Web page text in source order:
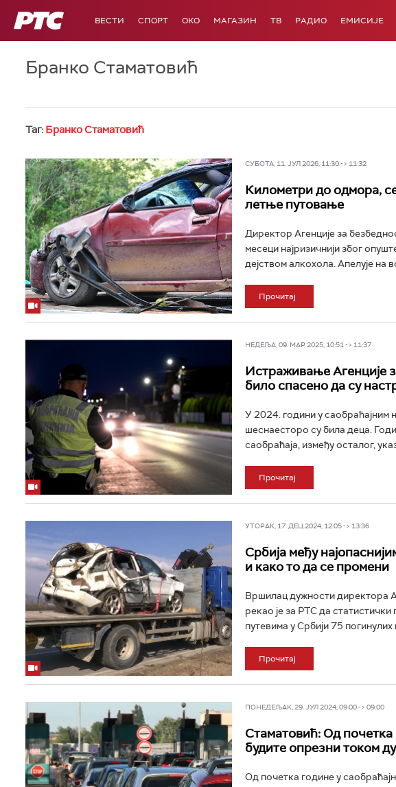
РТС ВЕСТИ СПОРТ OKO МАГАЗИН ТВ РАДИО ЕМИСИЈЕ
Бранко Стаматовић
Таг: Бранко Стаматовић
СУБОТА, 11. ЈУЛ 2026, 11:30 -> 11:32
Километри до одмора,
летње путовање
Директор Агенције за
месеци најризичнији због
дејством алкохола. Апелује на
Прочитај
НЕДЕЉА, 09. МАР 2025, 10:51 -> 11:37
Истраживање Агенције
било спасено да су
У 2024. години у саобраћајним
шеснаесторо су била деца.
саобраћаја, између осталог,
Прочитај
УТОРАК, 17. ДЕЦ 2024, 12:05 -> 13:36
Србија међу
и како то да се промени
Вршилац дужности директора
рекао је за РТС да
путевима у Србији 75
Прочитај
ПОНЕДЕЉАК, 29. ЈУЛ 2024, 09:00 -> 09:00
Стаматовић: Од
будите опрезни током
Од почетка године у